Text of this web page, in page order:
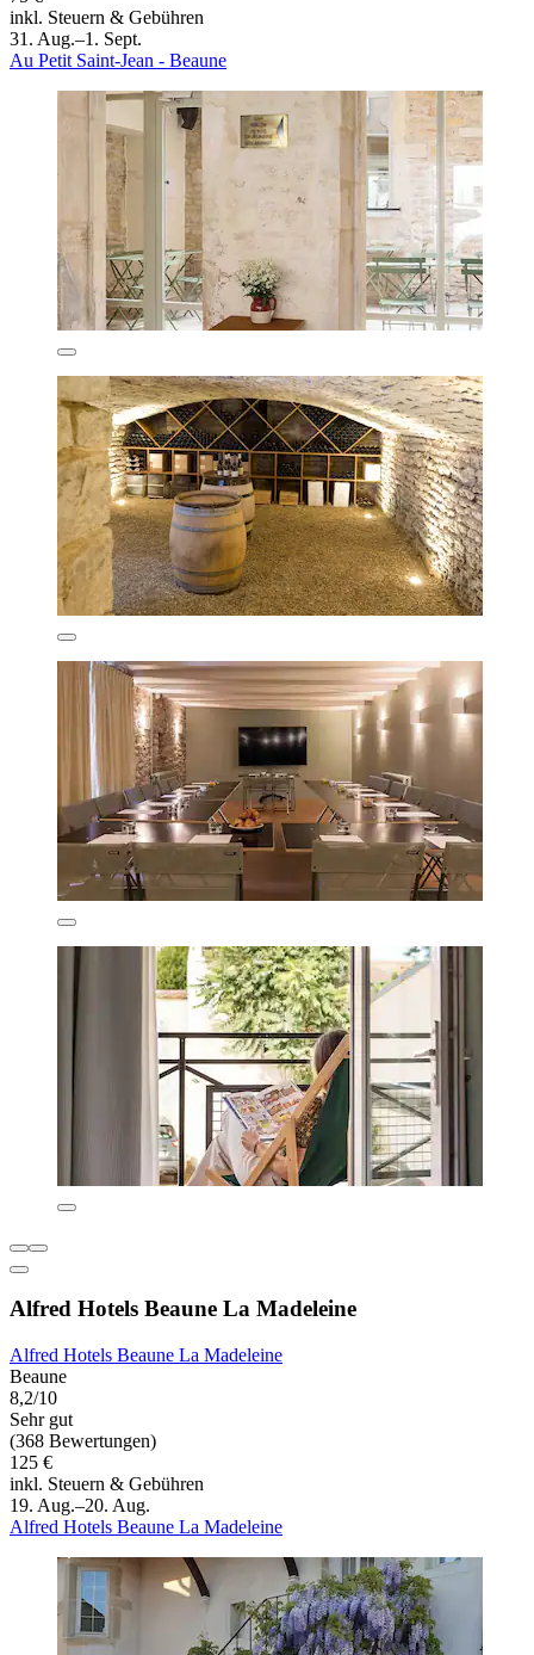
inkl. Steuern & Gebühren
31. Aug.–1. Sept.
Au Petit Saint-Jean - Beaune
Alfred Hotels Beaune La Madeleine
Alfred Hotels Beaune La Madeleine
Beaune
8,2/10
Sehr gut
(368 Bewertungen)
125 €
inkl. Steuern & Gebühren
19. Aug.–20. Aug.
Alfred Hotels Beaune La Madeleine